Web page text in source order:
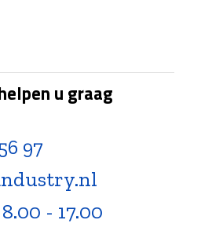
u graag
97
- 17.00